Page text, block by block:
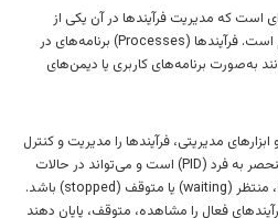
که مدیریت فرآیندها در آن یکی از
بخش‌های کلیدی در معماری سیستم است. فرآیندها (Processes) برنامه‌های در
به‌صورت برنامه‌های کاربری یا دیمن‌های
مدیریتی، فرآیندها را مدیریت و کنترل
می‌کند. هر فرآیند دارای یک شناسه منحصر به فرد (PID) است و می‌تواند در حالات
مختلفی مانند در حال اجرا (running)، منتظر (waiting) یا متوقف (stopped) باشد.
فعال را مشاهده، متوقف، پایان دهند